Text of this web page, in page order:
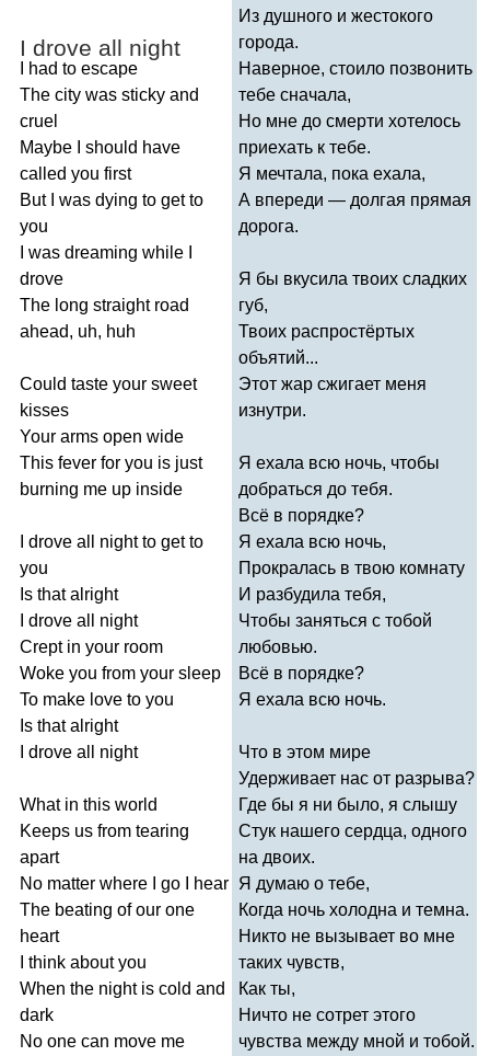
I drove all night
had to escape
The city was sticky and
cruel
Maybe
should have
called you first
But
was dying to get to
you
was dreaming while
drove
The long straight road
ahead, uh, huh
Could taste your sweet
kisses
Your arms open wide
This fever for you is just
burning me up inside
drove all night to get to
you
Is that alright
drove all
night
Crept in your room
Woke you from your sleep
To make love to you
Is that alright
drove all night
What in this world
Keeps us from tearing
apart
No matter where go
hear
The beating of our one
heart
think about you
When the night is cold and
dark
No one can move me
Из душного и жестокого
города.
Наверное, стоило позвонить
тебе сначала,
Но мне до смерти хотелось
приехать к тебе.
Я мечтала, пока ехала,
А впереди — долгая прямая
дорога.
Я бы вкусила твоих сладких
губ,
Твоих распростёртых
объятий...
Этот жар сжигает меня
изнутри.
Я ехала всю ночь, чтобы
добраться до тебя.
Всё в порядке?
Я ехала всю ночь,
Прокралась в твою комнату
И разбудила тебя,
Чтобы заняться с тобой
любовью.
Всё в порядке?
Я ехала всю ночь.
Что в этом мире
Удерживает нас от разрыва?
Где бы я ни было, я слышу
Стук нашего сердца, одного
на двоих.
Я думаю о тебе,
Когда ночь холодна и темна.
Никто не вызывает во мне
таких чувств,
Как ты,
Ничто не сотрет этого
чувства между мной и тобой.